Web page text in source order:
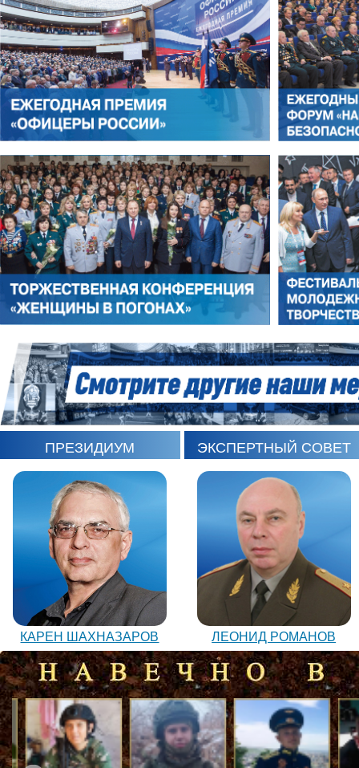
ПРЕЗИДИУМ
РОМАН ШКУРЛАТОВ
ИГОРЬ ШЕВЧУК
КАРЕН ШАХНАЗАРОВ
ЮРИЙ ШАРАГОРОВ
ЭКСПЕРТНЫЙ СОВЕТ
ВЛАДИМИР СЕМЕРДА
СЕРГЕЙ САМИНСКИЙ
ЛЕОНИД РОМАНОВ
ВАЛЕРИЙ ПОСТНИКОВ